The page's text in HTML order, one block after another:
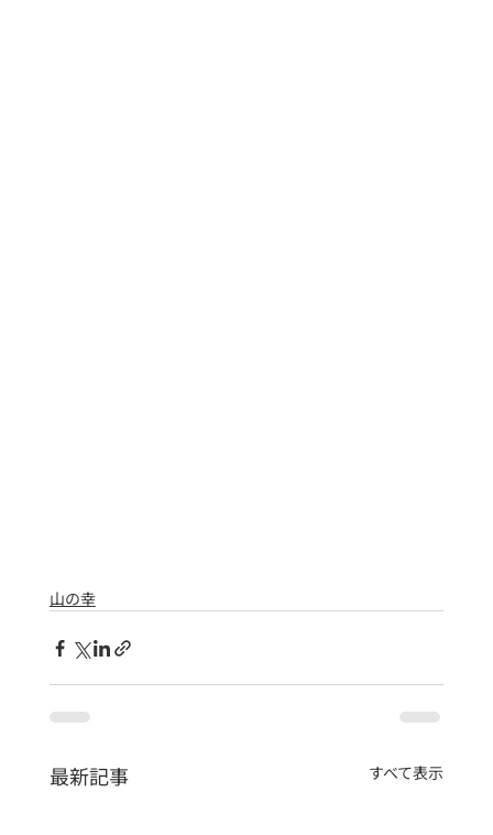
山の幸
最新記事 すべて表示